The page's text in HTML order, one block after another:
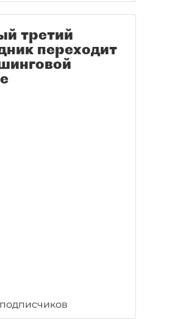
третий
переходит